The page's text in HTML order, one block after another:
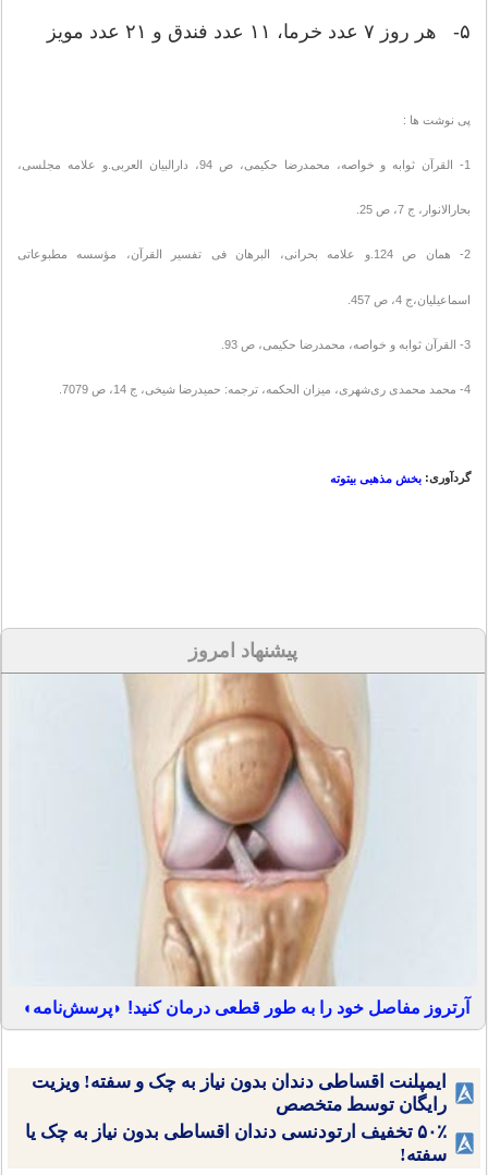
۵- هر روز ۷ عدد خرما، ۱۱ عدد فندق و ۲۱ عدد مویز
پی نوشت ها :
1- القرآن ثوابه و خواصه، محمدرضا حکیمی، ص 94، دارالبیان العربی.و علامه مجلسی،
بحارالانوار، ج 7، ص 25.
2- همان ص 124.و علامه بحرانی، البرهان فی تفسیر القرآن، مؤسسه مطبوعاتی
اسماعیلیان،ج 4، ص 457.
3- القرآن ثوابه و خواصه، محمدرضا حکیمی، ص 93.
4- محمد محمدی ری‌شهری، میزان الحکمه، ترجمه: حمیدرضا شیخی، ج 14، ص 7079.
گردآوری: بخش مذهبی بیتوته
پیشنهاد امروز
آرتروز مفاصل خود را به طور قطعی درمان کنید! ◗پرسش‌نامه◖
ایمپلنت اقساطی دندان بدون نیاز به چک و سفته! ویزیت
رایگان توسط متخصص
۵۰٪ تخفیف ارتودنسی دندان اقساطی بدون نیاز به چک یا
سفته!